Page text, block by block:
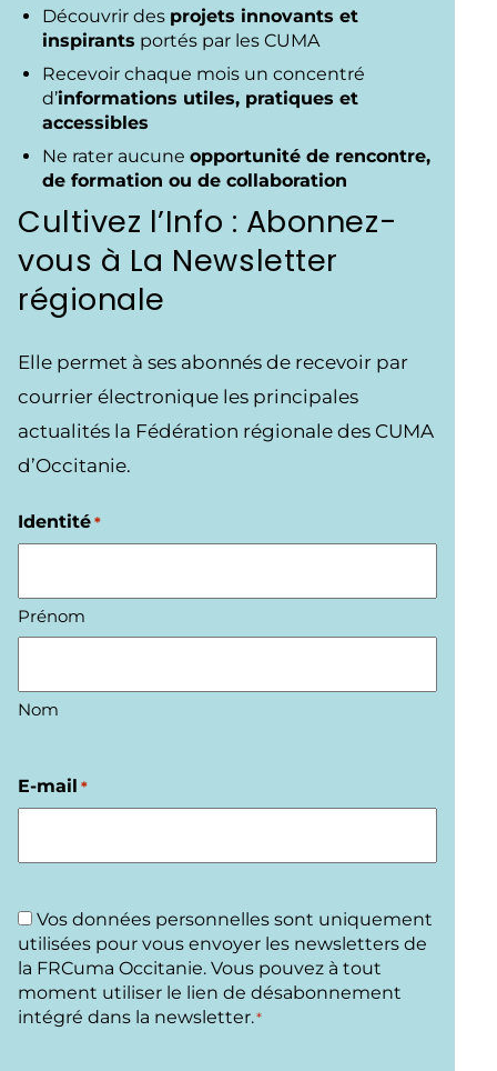
Découvrir des projets innovants et
inspirants portés par les CUMA
Recevoir chaque mois un concentré
d’informations utiles, pratiques et
accessibles
Ne rater aucune opportunité de rencontre,
de formation ou de collaboration
Cultivez l’Info : Abonnez-
vous à La Newsletter
régionale
Elle permet à ses abonnés de recevoir par
courrier électronique les principales
actualités la Fédération régionale des CUMA
d’Occitanie.
Identité *
Prénom
Nom
E-mail *
R
G
P
D
*
Vos données personnelles sont uniquement
utilisées pour vous envoyer les newsletters de
la FRCuma Occitanie. Vous pouvez à tout
moment utiliser le lien de désabonnement
intégré dans la newsletter.*